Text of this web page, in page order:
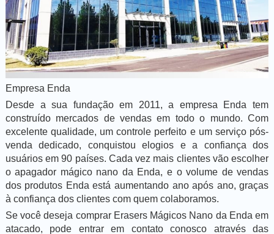
Empresa Enda
Desde a sua fundação em 2011, a empresa Enda tem
construído mercados de vendas em todo o mundo. Com
excelente qualidade, um controle perfeito e um serviço pós-
venda dedicado, conquistou elogios e a confiança dos
usuários em 90 países. Cada vez mais clientes vão escolher
o apagador mágico nano da Enda, e o volume de vendas
dos produtos Enda está aumentando ano após ano, graças
à confiança dos clientes com quem colaboramos.
Se você deseja comprar Erasers Mágicos Nano da Enda em
atacado, pode entrar em contato conosco através das